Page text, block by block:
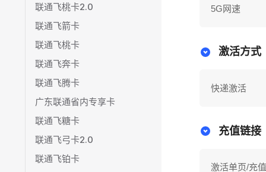
联通飞桃卡2.0
联通飞箭卡
联通飞桃卡
联通飞奔卡
联通飞腾卡
广东联通省内专享卡
联通飞糖卡
联通飞弓卡2.0
联通飞铂卡
5G网速
激活方式
快递激活
充值链接
激活单页/充